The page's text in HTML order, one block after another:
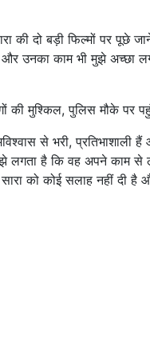
की दो बड़ी फिल्मों पर पूछे
उनका काम भी मुझे अच्छा
की मुश्किल, पुलिस मौके पर
से भरी,
लगता है कि वह अपने काम से
को कोई सलाह नहीं दी है